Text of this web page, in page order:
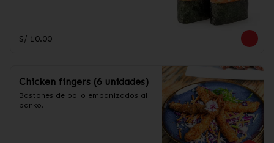
S/ 10.00
Chicken fingers (6 unidades)
Bastones de pollo empanizados al
panko.